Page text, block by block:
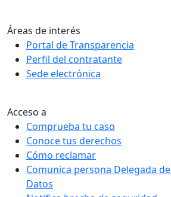
Áreas de interés
Portal de Transparencia
Perfil del contratante
Sede electrónica
Acceso a
Comprueba tu caso
Conoce tus derechos
Cómo reclamar
Comunica persona Delegada
Datos